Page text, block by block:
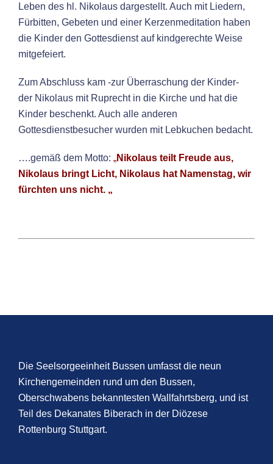
Leben des hl. Nikolaus dargestellt. Auch mit Liedern,
Fürbitten, Gebeten und einer Kerzenmeditation haben
die Kinder den Gottesdienst auf kindgerechte Weise
mitgefeiert.
Zum Abschluss kam -zur Überraschung der Kinder-
der Nikolaus mit Ruprecht in die Kirche und hat die
Kinder beschenkt. Auch alle anderen
Gottesdienstbesucher wurden mit Lebkuchen bedacht.
….gemäß dem Motto: „Nikolaus teilt Freude aus,
Nikolaus bringt Licht, Nikolaus hat Namenstag, wir
fürchten uns nicht. „
Die Seelsorgeeinheit Bussen umfasst die neun
Kirchengemeinden rund um den Bussen,
Oberschwabens bekanntesten Wallfahrtsberg, und ist
Teil des Dekanates Biberach in der Diözese
Rottenburg Stuttgart.